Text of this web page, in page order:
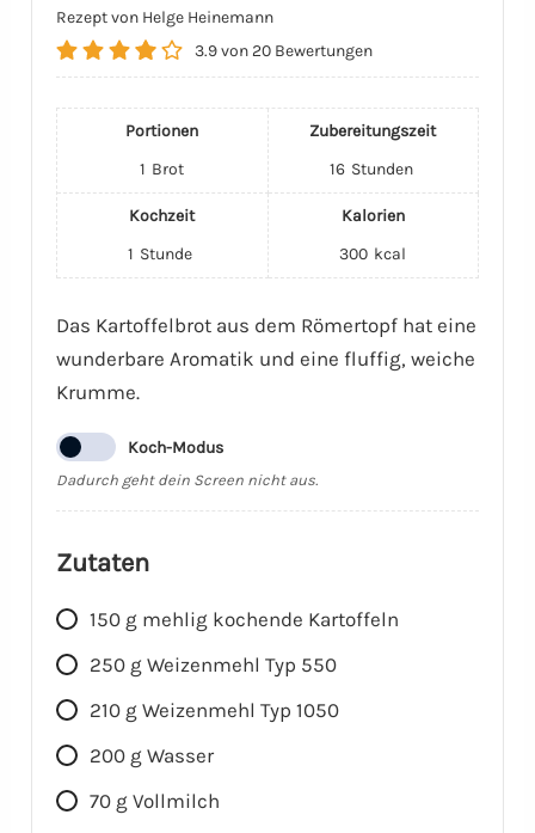
Rezept von Helge Heinemann
3.9von 20 Bewertungen
Portionen
1 Brot
Zubereitungszeit
16 Stunden
Kochzeit
1 Stunde
Kalorien
300 kcal
Das Kartoffelbrot aus dem Römertopf hat eine
wunderbare Aromatik und eine fluffig, weiche
Krumme.
Koch-Modus
Dadurch geht dein Screen nicht aus.
Zutaten
150 g mehlig kochende Kartoffeln
250 g Weizenmehl Typ 550
210 g Weizenmehl Typ 1050
200 g Wasser
70 g Vollmilch